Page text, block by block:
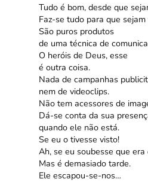
Tudo é bom, desde que
Faz-se tudo para que sejam
São puros produtos
de uma técnica de
O heróis de Deus, esse
é outra coisa.
Nada de campanhas
nem de videoclips.
Não tem acessores de
Dá-se conta da sua
quando ele não está.
Se eu o tivesse visto!
Ah, se eu soubesse que era
Mas é demasiado tarde.
Ele escapou-se-nos…